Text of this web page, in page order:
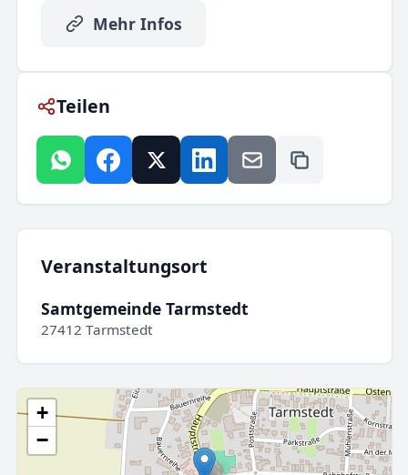
Mehr Infos
Teilen
Veranstaltungsort
Samtgemeinde Tarmstedt
27412 Tarmstedt
+
−